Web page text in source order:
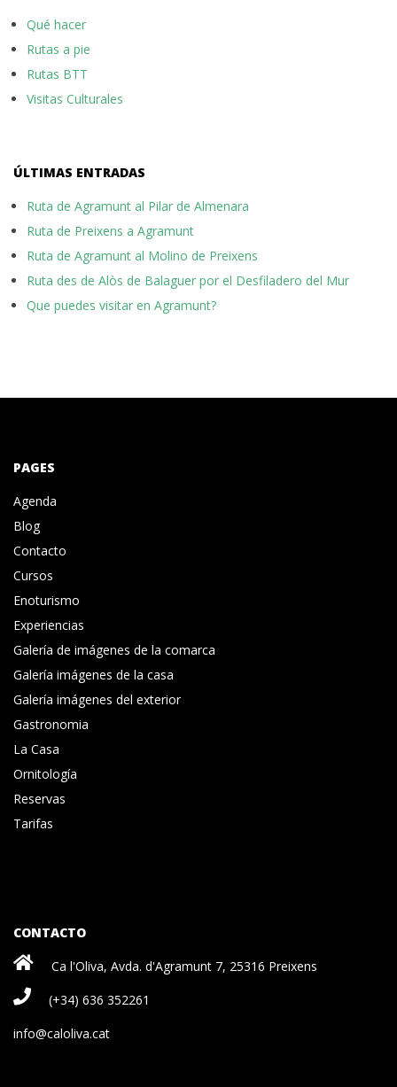
Qué hacer
Rutas a pie
Rutas BTT
Visitas Culturales
ÚLTIMAS ENTRADAS
Ruta de Agramunt al Pilar de Almenara
Ruta de Preixens a Agramunt
Ruta de Agramunt al Molino de Preixens
Ruta des de Alòs de Balaguer por el Desfiladero del Mur
Que puedes visitar en Agramunt?
PAGES
Agenda
Blog
Contacto
Cursos
Enoturismo
Experiencias
Galería de imágenes de la comarca
Galería imágenes de la casa
Galería imágenes del exterior
Gastronomia
La Casa
Ornitología
Reservas
Tarifas
CONTACTO
Ca l'Oliva, Avda. d'Agramunt 7, 25316 Preixens
(+34) 636 352261
info@caloliva.cat